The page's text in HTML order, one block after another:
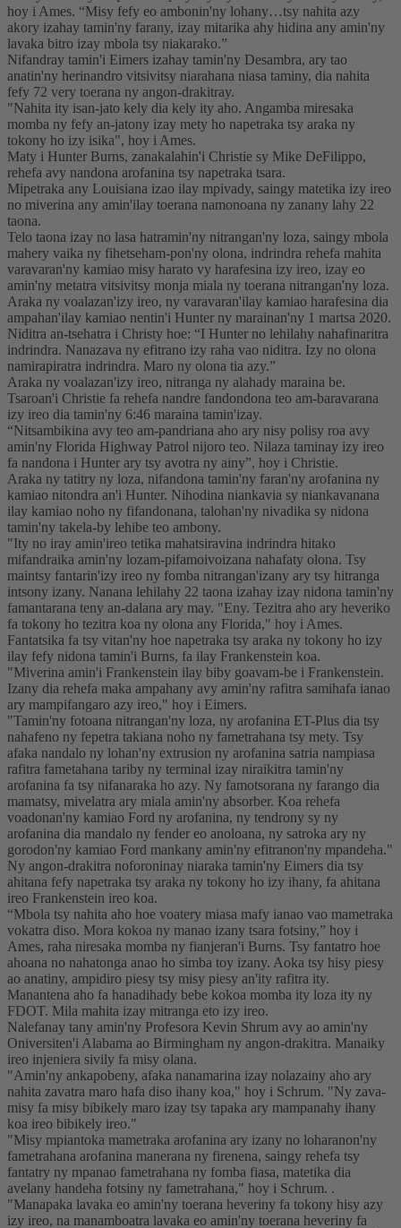
hoy i Ames. “Misy fefy eo ambonin'ny lohany…tsy nahita azy
akory izahay tamin'ny farany, izay mitarika ahy hidina any amin'ny
lavaka bitro izay mbola tsy niakarako.”
Nifandray tamin'i Eimers izahay tamin'ny Desambra, ary tao
anatin'ny herinandro vitsivitsy niarahana niasa taminy, dia nahita
fefy 72 very toerana ny angon-drakitray.
"Nahita ity isan-jato kely dia kely ity aho. Angamba miresaka
momba ny fefy an-jatony izay mety ho napetraka tsy araka ny
tokony ho izy isika", hoy i Ames.
Maty i Hunter Burns, zanakalahin'i Christie sy Mike DeFilippo,
rehefa avy nandona arofanina tsy napetraka tsara.
Mipetraka any Louisiana izao ilay mpivady, saingy matetika izy ireo
no miverina any amin'ilay toerana namonoana ny zanany lahy 22
taona.
Telo taona izay no lasa hatramin'ny nitrangan'ny loza, saingy mbola
mahery vaika ny fihetseham-pon'ny olona, ​​indrindra rehefa mahita
varavaran'ny kamiao misy harato vy harafesina izy ireo, izay eo
amin'ny metatra vitsivitsy monja miala ny toerana nitrangan'ny loza.
Araka ny voalazan'izy ireo, ny varavaran'ilay kamiao harafesina dia
ampahan'ilay kamiao nentin'i Hunter ny marainan'ny 1 martsa 2020.
Niditra an-tsehatra i Christy hoe: “I Hunter no lehilahy nahafinaritra
indrindra. Nanazava ny efitrano izy raha vao niditra. Izy no olona
namirapiratra indrindra. Maro ny olona tia azy.”
Araka ny voalazan'izy ireo, nitranga ny alahady maraina be.
Tsaroan'i Christie fa rehefa nandre fandondona teo am-baravarana
izy ireo dia tamin'ny 6:46 maraina tamin'izay.
“Nitsambikina avy teo am-pandriana aho ary nisy polisy roa avy
amin'ny Florida Highway Patrol nijoro teo. Nilaza taminay izy ireo
fa nandona i Hunter ary tsy avotra ny ainy”, hoy i Christie.
Araka ny tatitry ny loza, nifandona tamin'ny faran'ny arofanina ny
kamiao nitondra an'i Hunter. Nihodina niankavia sy niankavanana
ilay kamiao noho ny fifandonana, talohan'ny nivadika sy nidona
tamin'ny takela-by lehibe teo ambony.
"Ity no iray amin'ireo tetika mahatsiravina indrindra hitako
mifandraika amin'ny lozam-pifamoivoizana nahafaty olona. Tsy
maintsy fantarin'izy ireo ny fomba nitrangan'izany ary tsy hitranga
intsony izany. Nanana lehilahy 22 taona izahay izay nidona tamin'ny
famantarana teny an-dalana ary may. "Eny. Tezitra aho ary heveriko
fa tokony ho tezitra koa ny olona any Florida," hoy i Ames.
Fantatsika fa tsy vitan'ny hoe napetraka tsy araka ny tokony ho izy
ilay fefy nidona tamin'i Burns, fa ilay Frankenstein koa.
"Miverina amin'i Frankenstein ilay biby goavam-be i Frankenstein.
Izany dia rehefa maka ampahany avy amin'ny rafitra samihafa ianao
ary mampifangaro azy ireo," hoy i Eimers.
"Tamin'ny fotoana nitrangan'ny loza, ny arofanina ET-Plus dia tsy
nahafeno ny fepetra takiana noho ny fametrahana tsy mety. Tsy
afaka nandalo ny lohan'ny extrusion ny arofanina satria nampiasa
rafitra fametahana tariby ny terminal izay niraikitra tamin'ny
arofanina fa tsy nifanaraka ho azy. Ny famotsorana ny farango dia
mamatsy, mivelatra ary miala amin'ny absorber. Koa rehefa
voadonan'ny kamiao Ford ny arofanina, ny tendrony sy ny
arofanina dia mandalo ny fender eo anoloana, ny satroka ary ny
gorodon'ny kamiao Ford mankany amin'ny efitranon'ny mpandeha."
Ny angon-drakitra noforoninay niaraka tamin'ny Eimers dia tsy
ahitana fefy napetraka tsy araka ny tokony ho izy ihany, fa ahitana
ireo Frankenstein ireo koa.
“Mbola tsy nahita aho hoe voatery miasa mafy ianao vao mametraka
vokatra diso. Mora kokoa ny manao izany tsara fotsiny,” hoy i
Ames, raha niresaka momba ny fianjeran'i Burns. Tsy fantatro hoe
ahoana no nahatonga anao ho simba toy izany. Aoka tsy hisy piesy
ao anatiny, ampidiro piesy tsy misy piesy an'ity rafitra ity.
Manantena aho fa hanadihady bebe kokoa momba ity loza ity ny
FDOT. Mila mahita izay mitranga eto izy ireo.
Nalefanay tany amin'ny Profesora Kevin Shrum avy ao amin'ny
Oniversiten'i Alabama ao Birmingham ny angon-drakitra. Manaiky
ireo injeniera sivily fa misy olana.
"Amin'ny ankapobeny, afaka nanamarina izay nolazainy aho ary
nahita zavatra maro hafa diso ihany koa," hoy i Schrum. "Ny zava-
misy fa misy bibikely maro izay tsy tapaka ary mampanahy ihany
koa ireo bibikely ireo."
"Misy mpiantoka mametraka arofanina ary izany no loharanon'ny
fametrahana arofanina manerana ny firenena, saingy rehefa tsy
fantatry ny mpanao fametrahana ny fomba fiasa, matetika dia
avelany handeha fotsiny ny fametrahana," hoy i Schrum. .
"Manapaka lavaka eo amin'ny toerana heveriny fa tokony hisy azy
izy ireo, na manamboatra lavaka eo amin'ny toerana heveriny fa